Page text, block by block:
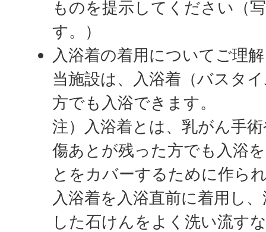
ものを提示してください（
す。）
入浴着の着用についてご理
当施設は、入浴着（バスタ
方でも入浴できます。
注）入浴着とは、乳がん手
傷あとが残った方でも入浴
とをカバーするために作ら
入浴着を入浴直前に着用し
した石けんをよく洗い流す